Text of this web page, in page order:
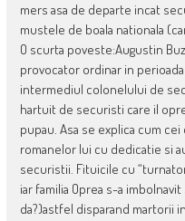
mers asa de departe incat
mustele de boala nationala
O scurta poveste:Augustin
provocator ordinar in
intermediul colonelului de
hartuit de securisti care il
pupau. Asa se explica cum
romanelor lui cu dedicatie si
securistii. Fituicile cu
iar familia Oprea s-a
da?)astfel disparand martorii